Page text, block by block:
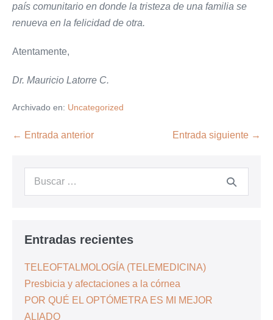
país comunitario en donde la tristeza de una familia se
renueva en la felicidad de otra.
Atentamente,
Dr. Mauricio Latorre C.
Archivado en: Uncategorized
Navegación
entradas
← Entrada anterior Entrada siguiente →
Buscar:
Entradas recientes
TELEOFTALMOLOGÍA (TELEMEDICINA)
Presbicia y afectaciones a la córnea
POR QUÉ EL OPTÓMETRA ES MI MEJOR
ALIADO